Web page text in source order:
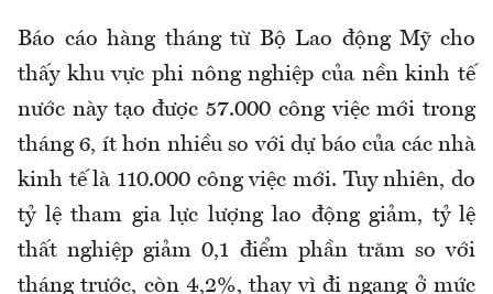
Báo cáo hàng tháng từ Bộ Lao động Mỹ cho
thấy khu vực phi nông nghiệp của nền kinh tế
nước này tạo được 57.000 công việc mới trong
tháng 6, ít hơn nhiều so với dự báo của các nhà
kinh tế là 110.000 công việc mới. Tuy nhiên, do
tỷ lệ tham gia lực lượng lao động giảm, tỷ lệ
thất nghiệp giảm 0,1 điểm phần trăm so với
tháng trước, còn 4,2%, thay vì đi ngang ở mức